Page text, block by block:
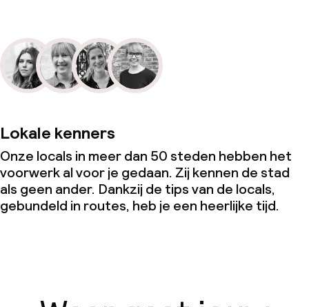
Lokale kenners
Onze locals in meer dan 50 steden hebben het
voorwerk al voor je gedaan. Zij kennen de stad
als geen ander. Dankzij de tips van de locals,
gebundeld in routes, heb je een heerlijke tijd.